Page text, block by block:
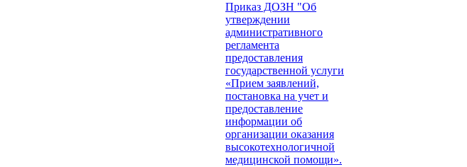
Приказ ДОЗН "Об
утверждении
административного
регламента
предоставления
государственной услуги
«Прием заявлений,
постановка на учет и
предоставление
информации об
организации оказания
высокотехнологичной
медицинской помощи».